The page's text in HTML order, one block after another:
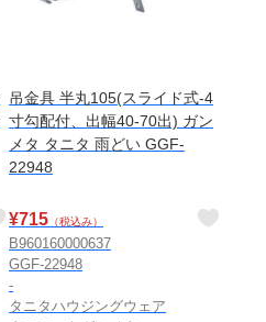
吊金具 半丸105(スライド式-4
寸勾配付、出幅40-70出) ガン
メタ タニタ 雨どい GGF-
22948
¥715 （税込み）
B960160000637
GGF-22948
-
タニタハウジングウェア